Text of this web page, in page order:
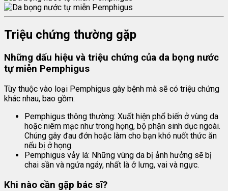
Triệu chứng thường gặp
Những dấu hiệu và triệu chứng của da bọng nước
tự miễn Pemphigus
Tùy thuộc vào loại Pemphigus gây bệnh mà sẽ có triệu chứng
khác nhau, bao gồm:
Pemphigus thông thường: Xuất hiện phổ biến ở vùng da
hoặc niêm mạc như trong họng, bộ phận sinh dục ngoài.
Chúng gây đau đớn hoặc làm cho bạn khó nuốt thức ăn
nếu bị ở họng.
Pemphigus vảy lá: Những vùng da bị ảnh hưởng sẽ bị
chai sần và ngứa ngáy, nhất là ở lưng, vai và ngực.
Khi nào cần gặp bác sĩ?